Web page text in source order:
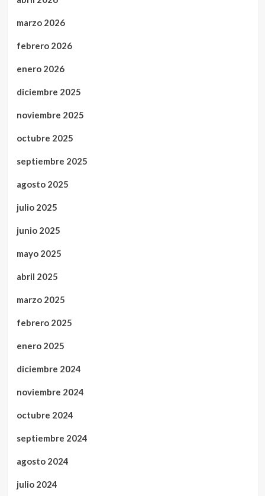
marzo 2026
febrero 2026
enero 2026
diciembre 2025
noviembre 2025
octubre 2025
septiembre 2025
agosto 2025
julio 2025
junio 2025
mayo 2025
abril 2025
marzo 2025
febrero 2025
enero 2025
diciembre 2024
noviembre 2024
octubre 2024
septiembre 2024
agosto 2024
julio 2024